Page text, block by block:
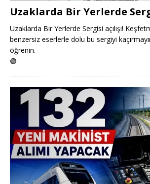
Uzaklarda Bir Yerlerde
Uzaklarda Bir Yerlerde Sergisi açılışı!
benzersiz eserlerle dolu bu sergiyi
öğrenin.
🟢